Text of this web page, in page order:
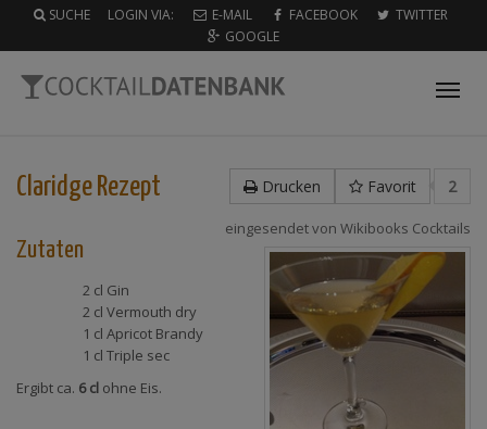
SUCHE LOGIN VIA: E-MAIL FACEBOOK
TWITTER
GOOGLE
Drucken Favorit 2
Claridge Rezept
eingesendet von Wikibooks Cocktails
Zutaten
2 cl Gin
2 cl Vermouth dry
1 cl Apricot Brandy
1 cl Triple sec
Ergibt ca. 6 cl ohne Eis.